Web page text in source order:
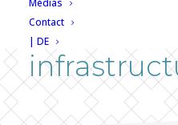
Médias
Contact
| DE